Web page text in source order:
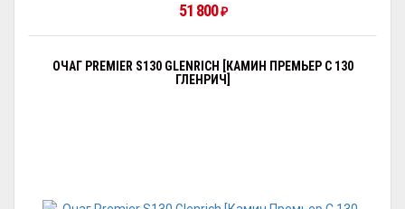
51 800 ₽
ОЧАГ PREMIER S130 GLENRICH [КАМИН ПРЕМЬЕР С 130
ГЛЕНРИЧ]